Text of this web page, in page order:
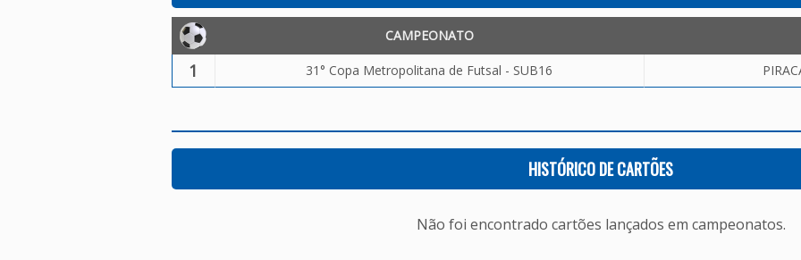
CAMPEONATO
1 31° Copa Metropolitana de Futsal - SUB16
HISTÓRICO DE CARTÕES
Não foi encontrado cartões lançados em campeonatos.